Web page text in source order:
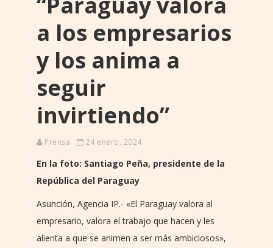
a los empresarios
y los anima a
seguir
invirtiendo”
Prensa 24 enero, 2024
En la foto: Santiago Peña, presidente de la
República del Paraguay
Asunción, Agencia IP.- «El Paraguay valora al
empresario, valora el trabajo que hacen y les
alienta a que se animen a ser más ambiciosos»,